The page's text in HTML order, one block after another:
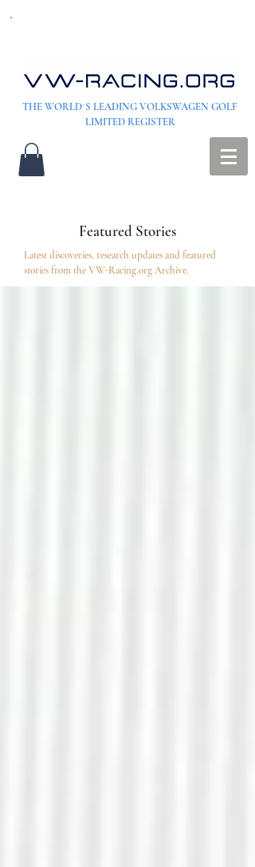
THE WORLD´S LEADING VOLKSWAGEN GOLF
LIMITED REGISTER
Featured Stories
Latest discoveries, research updates and featured
stories from the VW-Racing.org Archive.